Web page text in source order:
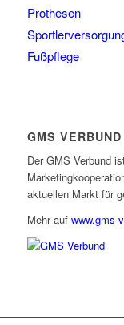
Prothesen
Fußpflege
GMS VERBUND
Der GMS Verbund
aktuellen Markt für
Mehr auf www.gms-